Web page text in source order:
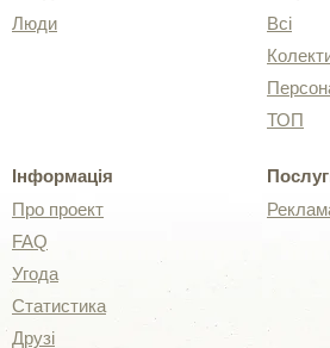
Люди
Всі
ТОП
Інформація
Про проект
FAQ
Угода
Статистика
Друзі